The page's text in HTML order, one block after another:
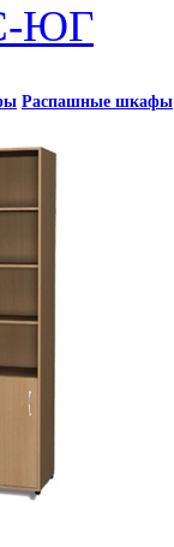
ЮГ
Распашные шкафы